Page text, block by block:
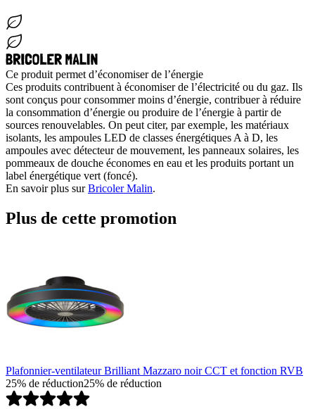
Ce produit permet d’économiser de l’énergie
Ces produits contribuent à économiser de l’électricité ou du gaz. Ils
sont conçus pour consommer moins d’énergie, contribuer à réduire
la consommation d’énergie ou produire de l’énergie à partir de
sources renouvelables. On peut citer, par exemple, les matériaux
isolants, les ampoules LED de classes énergétiques A à D, les
ampoules avec détecteur de mouvement, les panneaux solaires, les
pommeaux de douche économes en eau et les produits portant un
label énergétique vert (foncé).
En savoir plus surBricoler Malin.
Plus de cette promotion
Plafonnier-ventilateur Brilliant Mazzaro noir CCT et fonction RVB
25% de réduction25% de réduction